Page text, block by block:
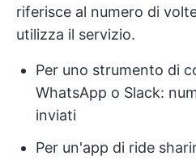
riferisce al numero di
utilizza il servizio.
Per uno strumento di
WhatsApp o Slack:
inviati
Per un'app di ride